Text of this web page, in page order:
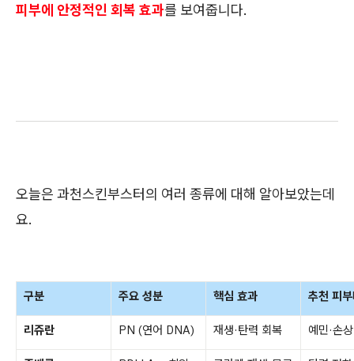
피부에 안정적인 회복 효과를 보여줍니다.
오늘은 과천스킨부스터의 여러 종류에 대해 알아보았는데
요.
구분 주요 성분 핵심 효과 추천 피
리쥬란 PN (연어 DNA) 재생·탄력 회복 예민·손